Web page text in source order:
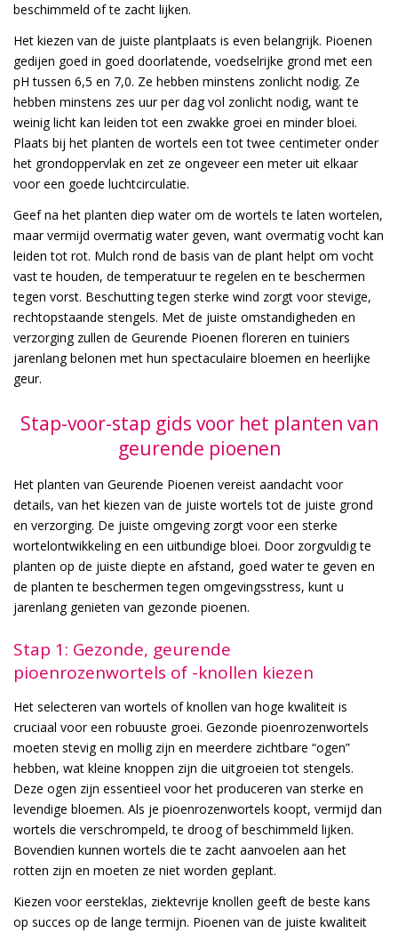
beschimmeld of te zacht lijken.
Het kiezen van de juiste plantplaats is even belangrijk. Pioenen
gedijen goed in goed doorlatende, voedselrijke grond met een
pH tussen 6,5 en 7,0. Ze hebben minstens zonlicht nodig. Ze
hebben minstens zes uur per dag vol zonlicht nodig, want te
weinig licht kan leiden tot een zwakke groei en minder bloei.
Plaats bij het planten de wortels een tot twee centimeter onder
het grondoppervlak en zet ze ongeveer een meter uit elkaar
voor een goede luchtcirculatie.
Geef na het planten diep water om de wortels te laten wortelen,
maar vermijd overmatig water geven, want overmatig vocht kan
leiden tot rot. Mulch rond de basis van de plant helpt om vocht
vast te houden, de temperatuur te regelen en te beschermen
tegen vorst. Beschutting tegen sterke wind zorgt voor stevige,
rechtopstaande stengels. Met de juiste omstandigheden en
verzorging zullen de Geurende Pioenen floreren en tuiniers
jarenlang belonen met hun spectaculaire bloemen en heerlijke
geur.
Stap-voor-stap gids voor het planten van
geurende pioenen
Het planten van Geurende Pioenen vereist aandacht voor
details, van het kiezen van de juiste wortels tot de juiste grond
en verzorging. De juiste omgeving zorgt voor een sterke
wortelontwikkeling en een uitbundige bloei. Door zorgvuldig te
planten op de juiste diepte en afstand, goed water te geven en
de planten te beschermen tegen omgevingsstress, kunt u
jarenlang genieten van gezonde pioenen.
Stap 1: Gezonde, geurende
pioenrozenwortels of -knollen kiezen
Het selecteren van wortels of knollen van hoge kwaliteit is
cruciaal voor een robuuste groei. Gezonde pioenrozenwortels
moeten stevig en mollig zijn en meerdere zichtbare “ogen”
hebben, wat kleine knoppen zijn die uitgroeien tot stengels.
Deze ogen zijn essentieel voor het produceren van sterke en
levendige bloemen. Als je pioenrozenwortels koopt, vermijd dan
wortels die verschrompeld, te droog of beschimmeld lijken.
Bovendien kunnen wortels die te zacht aanvoelen aan het
rotten zijn en moeten ze niet worden geplant.
Kiezen voor eersteklas, ziektevrije knollen geeft de beste kans
op succes op de lange termijn. Pioenen van de juiste kwaliteit